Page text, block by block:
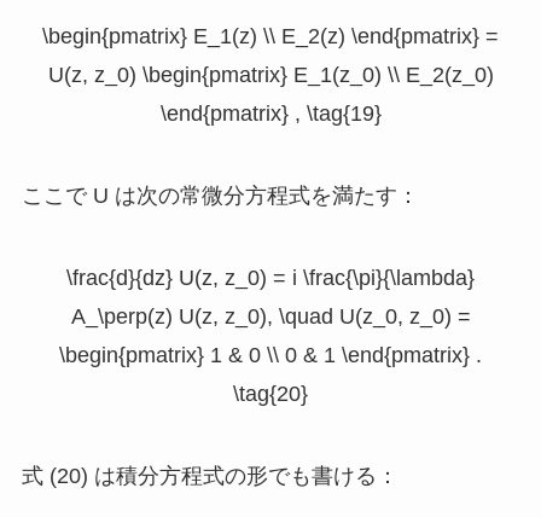
\begin{pmatrix} E_1(z) \\ E_2(z) \end{pmatrix} =
U(z, z_0) \begin{pmatrix} E_1(z_0) \\ E_2(z_0)
\end{pmatrix} , \tag{19}
ここで U は次の常微分方程式を満たす：
\frac{d}{dz} U(z, z_0) = i \frac{\pi}{\lambda}
A_\perp(z) U(z, z_0), \quad U(z_0, z_0) =
\begin{pmatrix} 1 & 0 \\ 0 & 1 \end{pmatrix} .
\tag{20}
式 (20) は積分方程式の形でも書ける：